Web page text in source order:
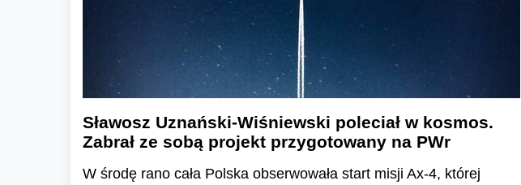
Sławosz Uznański-Wiśniewski poleciał w kosmos.
Zabrał ze sobą projekt przygotowany na PWr
W środę rano cała Polska obserwowała start misji Ax-4, której